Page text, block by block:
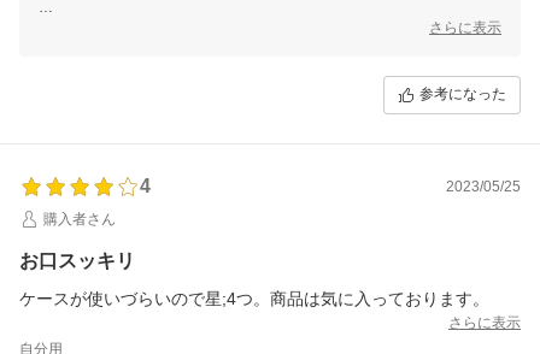
キャンペーンをきっかけにお手に取っていただきありがとうございます
さらに表示
参考になった
4
2023/05/25
購入者さん
お口スッキリ
ケースが使いづらいので星;4つ。商品は気に入っております。
さらに表示
自分用